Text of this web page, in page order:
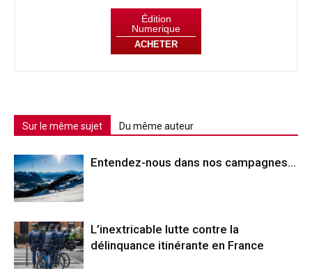
Édition
Numerique
ACHETER
Sur le même sujet Du même auteur
Entendez-nous dans nos campagnes…
L’inextricable lutte contre la
délinquance itinérante en France